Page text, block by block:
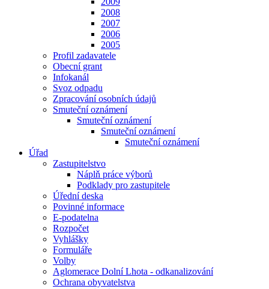
2008
2007
2006
2005
Profil zadavatele
Obecní grant
Infokanál
Svoz odpadu
Zpracování osobních údajů
Smuteční oznámení
Smuteční oznámení
Smuteční oznámení
Smuteční oznámení
Úřad
Zastupitelstvo
Náplň práce výborů
Podklady pro zastupitele
Úřední deska
Povinné informace
E-podatelna
Rozpočet
Vyhlášky
Formuláře
Volby
Aglomerace Dolní Lhota - odkanalizování
Ochrana obyvatelstva